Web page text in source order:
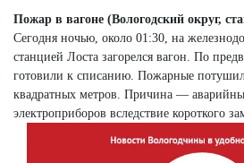
Пожар в вагоне (Вологодский округ,
Сегодня ночью, около 01:30, на
станцией Лоста загорелся вагон. По
готовили к списанию. Пожарные
квадратных метров. Причина —
электроприборов вследствие короткого